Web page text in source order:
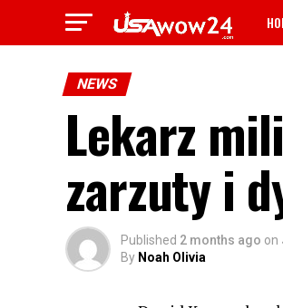
NEWS
Lekarz
zarzuty i
Published 2 months ago on
By Noah Olivia